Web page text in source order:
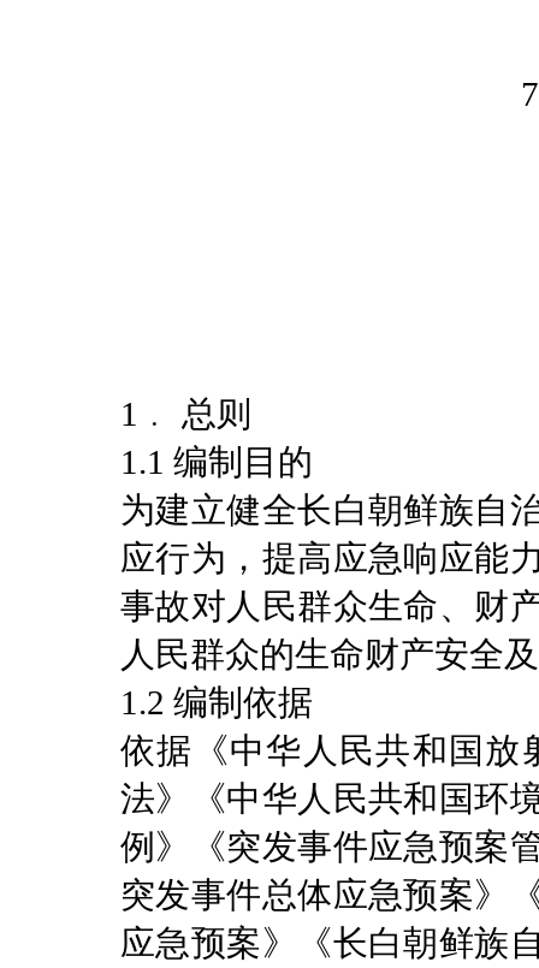
1﹒ 总则
1.1 编制目的
为建立健全长白朝鲜族自
应行为，提高应急响应能
事故对人民群众生命、财
人民群众的生命财产安全
1.2 编制依据
依据《中华人民共和国放
法》《中华人民共和国环
例》《突发事件应急预案
突发事件总体应急预案》
应急预案》《长白朝鲜族